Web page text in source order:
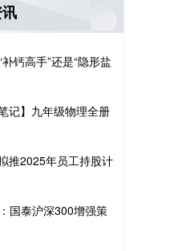
钙高手”还是“隐形盐
记】九年级物理全册
推2025年员工持股计
国泰沪深300增强策